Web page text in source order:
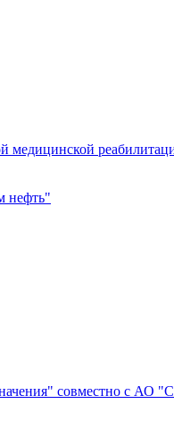
медицинской
нефть"
совместно с